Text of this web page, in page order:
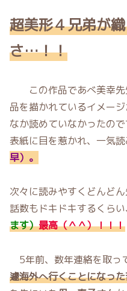
超美形４兄弟が
さ…！！
この作品であべ美幸先
品を描かれているイメー
なか読めていなかったの
表紙に目を惹かれ、一気
早）。
次々に読みやすくどんど
話数もドキドキするくらい
ます）最高（＾＾）！！！
5年前、数年連絡を取っ
遽海外へ行くことになっ